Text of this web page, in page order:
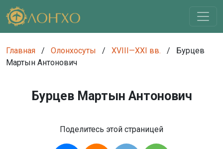
Главная / Олонхосуты / XVIII—XXI вв. /
Бурцев
Мартын Антонович
Бурцев Мартын Антонович
Поделитесь этой страницей